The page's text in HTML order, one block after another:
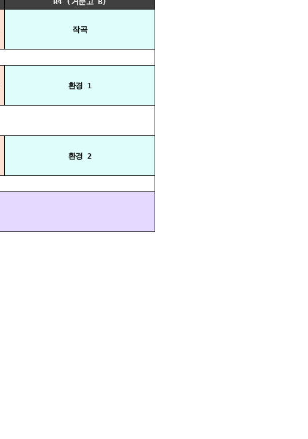
작곡
환경 1
환경 2